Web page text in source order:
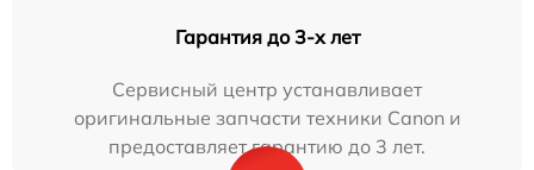
Гарантия до 3-х лет
Сервисный центр устанавливает
оригинальные запчасти техники Canon и
предоставляет гарантию до 3 лет.